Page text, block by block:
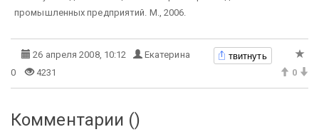
промышленных предприятий. М., 2006.
26 апреля 2008, 10:12 Екатерина твитнуть
0 4231 0
Комментарии ()